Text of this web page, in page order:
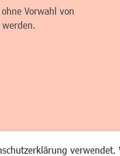
Vorwahl von